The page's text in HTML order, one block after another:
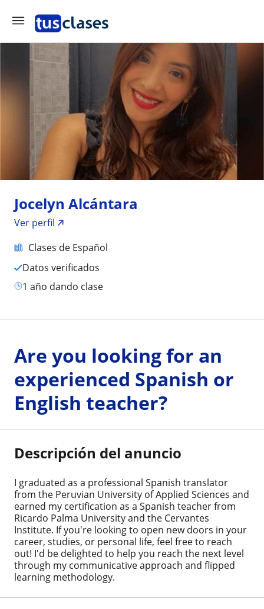
Jocelyn Alcántara
Ver perfil
Clases de Español
Datos verificados
1 año dando clase
Are you looking for an
experienced Spanish or
English teacher?
Descripción del anuncio
I graduated as a professional Spanish translator
from the Peruvian University of Applied Sciences and
earned my certification as a Spanish teacher from
Ricardo Palma University and the Cervantes
Institute. If you're looking to open new doors in your
career, studies, or personal life, feel free to reach
out! I'd be delighted to help you reach the next level
through my communicative approach and flipped
learning methodology.